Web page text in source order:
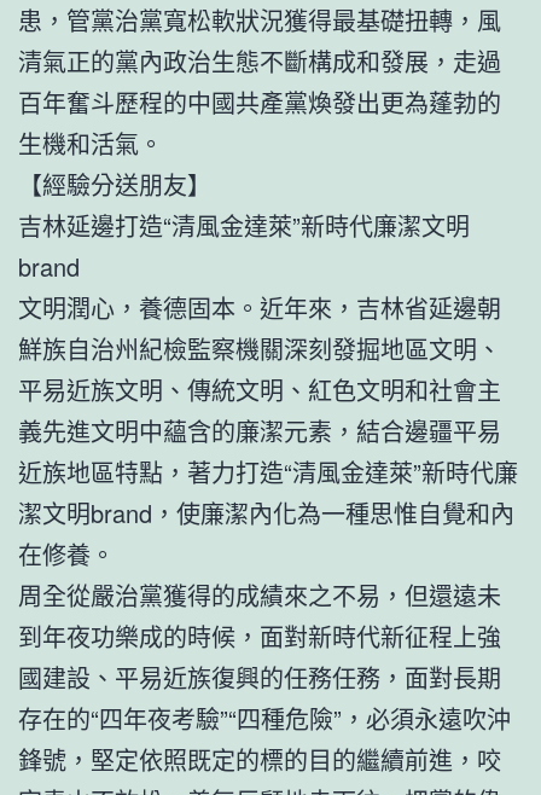
患，管黨治黨寬松軟狀況獲得最基礎扭轉，風
清氣正的黨內政治生態不斷構成和發展，走過
百年奮斗歷程的中國共產黨煥發出更為蓬勃的
生機和活氣。
【經驗分送朋友】
吉林延邊打造“清風金達萊”新時代廉潔文明
brand
文明潤心，養德固本。近年來，吉林省延邊朝
鮮族自治州紀檢監察機關深刻發掘地區文明、
平易近族文明、傳統文明、紅色文明和社會主
義先進文明中蘊含的廉潔元素，結合邊疆平易
近族地區特點，著力打造“清風金達萊”新時代廉
潔文明brand，使廉潔內化為一種思惟自覺和內
在修養。
周全從嚴治黨獲得的成績來之不易，但還遠未
到年夜功樂成的時候，面對新時代新征程上強
國建設、平易近族復興的任務任務，面對長期
存在的“四年夜考驗”“四種危險”，必須永遠吹沖
鋒號，堅定依照既定的標的目的繼續前進，咬